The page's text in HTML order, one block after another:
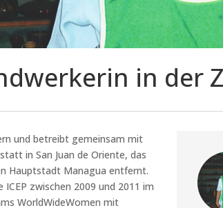
in der
und betreibt gemeinsam mit
in San Juan de Oriente, das
Hauptstadt Managua entfernt.
zwischen 2009 und 2011 im
WorldWideWomen mit